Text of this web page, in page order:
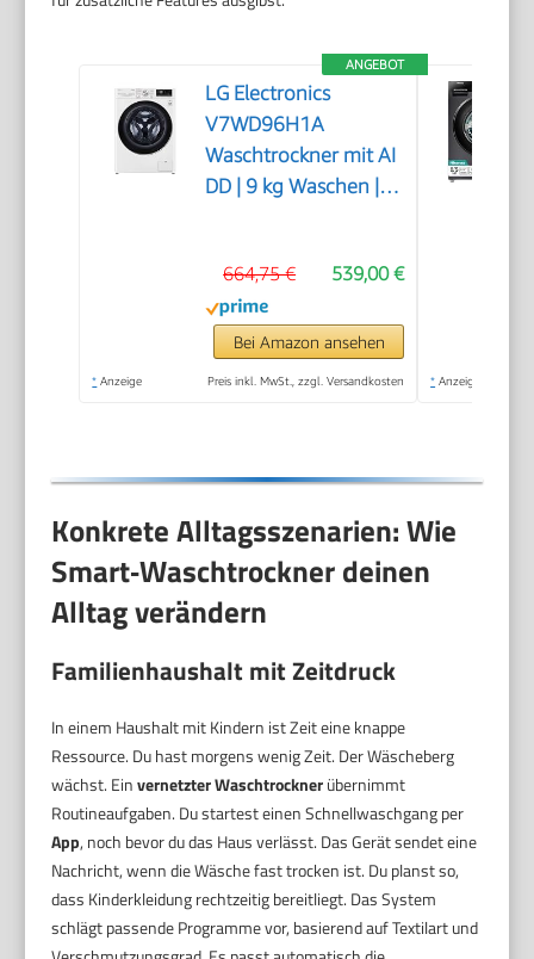
ANGEBOT
LG Electronics
V7WD96H1A
Waschtrockner mit AI
DD | 9 kg Waschen | 6
TurboWash 360° |
Neue Wohlfühl-
Trommel | Wi-Fi-
Funktion | Weiß
539,00 €
664,75 €
Bei Amazon ansehen
* Anzeige Preis inkl. MwSt., zzgl. Versandkosten * Anzeige
Konkrete Alltagsszenarien: Wie
Smart‑Waschtrockner deinen
Alltag verändern
Familienhaushalt mit Zeitdruck
In einem Haushalt mit Kindern ist Zeit eine knappe
Ressource. Du hast morgens wenig Zeit. Der Wäscheberg
wächst. Einvernetzter Waschtrocknerübernimmt
Routineaufgaben. Du startest einen Schnellwaschgang per
App, noch bevor du das Haus verlässt. Das Gerät sendet eine
Nachricht, wenn die Wäsche fast trocken ist. Du planst so,
dass Kinderkleidung rechtzeitig bereitliegt. Das System
schlägt passende Programme vor, basierend auf Textilart und